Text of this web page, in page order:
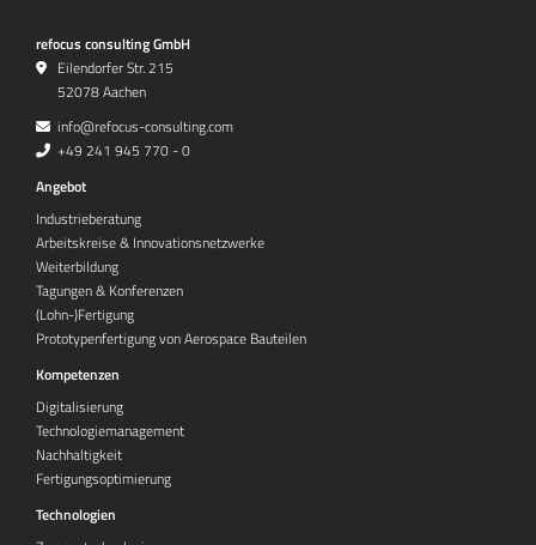
refocus consulting GmbH
Eilendorfer Str. 215
52078 Aachen
info@refocus-consulting.com
+49 241 945 770 - 0
Angebot
Industrieberatung
Arbeitskreise & Innovationsnetzwerke
Weiterbildung
Tagungen & Konferenzen
(Lohn-)Fertigung
Prototypenfertigung von Aerospace Bauteilen
Kompetenzen
Digitalisierung
Technologiemanagement
Nachhaltigkeit
Fertigungsoptimierung
Technologien